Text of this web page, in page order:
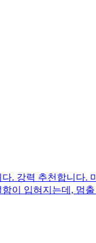
. 강력 추천합니다
이 입혀지는데, 멈